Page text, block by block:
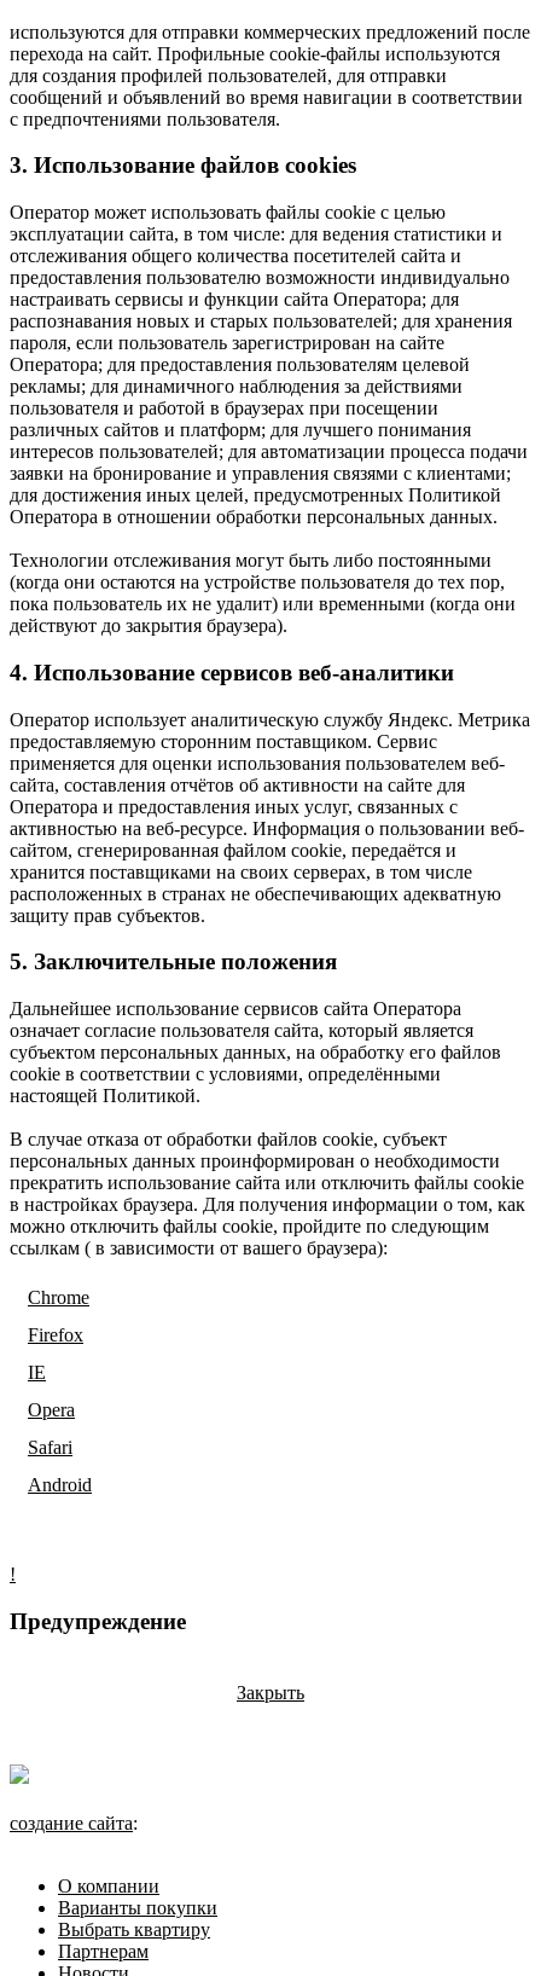
используются для отправки коммерческих предложений после
перехода на сайт. Профильные cookie-файлы используются
для создания профилей пользователей, для отправки
сообщений и объявлений во время навигации в соответствии
с предпочтениями пользователя.
3. Использование файлов cookies
Оператор может использовать файлы cookie с целью
эксплуатации сайта, в том числе: для ведения статистики и
отслеживания общего количества посетителей сайта и
предоставления пользователю возможности индивидуально
настраивать сервисы и функции сайта Оператора; для
распознавания новых и старых пользователей; для хранения
пароля, если пользователь зарегистрирован на сайте
Оператора; для предоставления пользователям целевой
рекламы; для динамичного наблюдения за действиями
пользователя и работой в браузерах при посещении
различных сайтов и платформ; для лучшего понимания
интересов пользователей; для автоматизации процесса подачи
заявки на бронирование и управления связями с клиентами;
для достижения иных целей, предусмотренных Политикой
Оператора в отношении обработки персональных данных.
Технологии отслеживания могут быть либо постоянными
(когда они остаются на устройстве пользователя до тех пор,
пока пользователь их не удалит) или временными (когда они
действуют до закрытия браузера).
4. Использование сервисов веб-аналитики
Оператор использует аналитическую службу Яндекс. Метрика
предоставляемую сторонним поставщиком. Сервис
применяется для оценки использования пользователем веб-
сайта, составления отчётов об активности на сайте для
Оператора и предоставления иных услуг, связанных с
активностью на веб-ресурсе. Информация о пользовании веб-
сайтом, сгенерированная файлом cookie, передаётся и
хранится поставщиками на своих серверах, в том числе
расположенных в странах не обеспечивающих адекватную
защиту прав субъектов.
5. Заключительные положения
Дальнейшее использование сервисов сайта Оператора
означает согласие пользователя сайта, который является
субъектом персональных данных, на обработку его файлов
cookie в соответствии с условиями, определёнными
настоящей Политикой.
В случае отказа от обработки файлов cookie, субъект
персональных данных проинформирован о необходимости
прекратить использование сайта или отключить файлы cookie
в настройках браузера. Для получения информации о том, как
можно отключить файлы cookie, пройдите по следующим
ссылкам ( в зависимости от вашего браузера):
Chrome
Firefox
IE
Opera
Safari
Android
!
Предупреждение
Закрыть
создание сайта:
О компании
Варианты покупки
Выбрать квартиру
Партнерам